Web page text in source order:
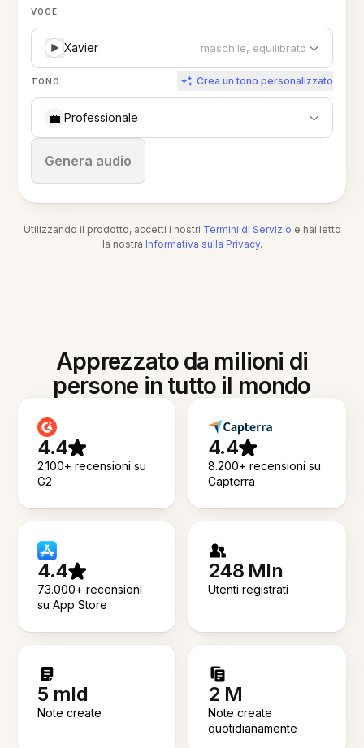
VOCE
Xavier maschile, equilibrato
TONO Crea un tono personalizzato
💼 Professionale
Genera audio
Ferma
Utilizzando il prodotto, accetti i nostri Termini di Servizio e hai letto
la nostra Informativa sulla Privacy.
Apprezzato da milioni di
persone in tutto il mondo
4.4
2.100+ recensioni su
G2
4.4
8.200+ recensioni su
Capterra
4.4
73.000+ recensioni
su App Store
248 Mln
Utenti registrati
5 mld
Note create
2 M
Note create
quotidianamente